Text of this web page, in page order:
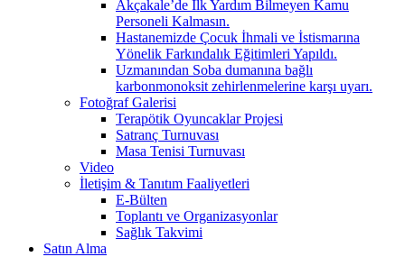
Akçakale’de İlk Yardım Bilmeyen Kamu
Personeli Kalmasın.
Hastanemizde Çocuk İhmali ve İstismarına
Yönelik Farkındalık Eğitimleri Yapıldı.
Uzmanından Soba dumanına bağlı
karbonmonoksit zehirlenmelerine karşı uyarı.
Fotoğraf Galerisi
Terapötik Oyuncaklar Projesi
Satranç Turnuvası
Masa Tenisi Turnuvası
Video
İletişim & Tanıtım Faaliyetleri
E-Bülten
Toplantı ve Organizasyonlar
Sağlık Takvimi
Satın Alma